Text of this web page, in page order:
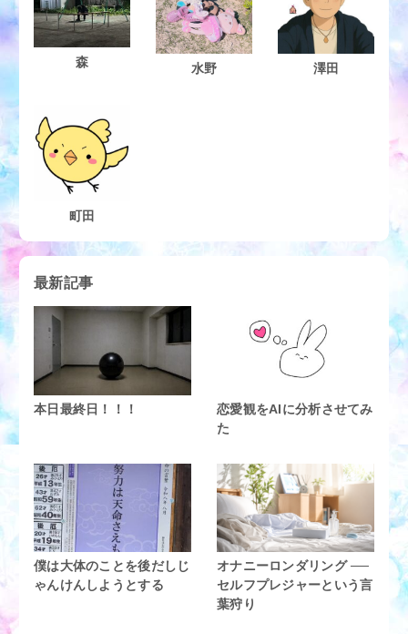
森 水野 澤田
町田
最新記事
本日最終日！！！
恋愛観をAIに分析させてみ
た
僕は大体のことを後だしじ
ゃんけんしようとする
オナニーロンダリング ──
セルフプレジャーという言
葉狩り